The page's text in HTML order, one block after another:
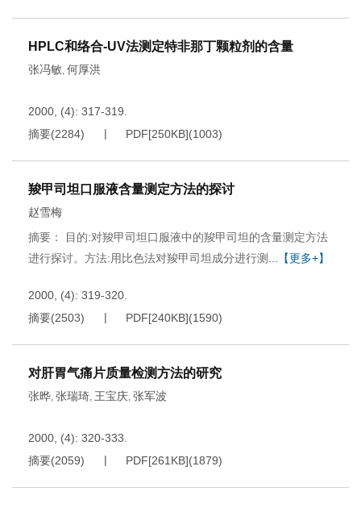
HPLC和络合-UV法测定特非那丁颗粒剂的含量
张冯敏, 何厚洪
2000, (4): 317-319.
摘要(2284) PDF[250KB](1003)
羧甲司坦口服液含量测定方法的探讨
赵雪梅
摘要： 目的:对羧甲司坦口服液中的羧甲司坦的含量测定方法
进行探讨。方法:用比色法对羧甲司坦成分进行测
...【更多+】
2000, (4): 319-320.
摘要(2503) PDF[240KB](1590)
对肝胃气痛片质量检测方法的研究
张晔, 张瑞琦, 王宝庆, 张军波
2000, (4): 320-333.
摘要(2059) PDF[261KB](1879)